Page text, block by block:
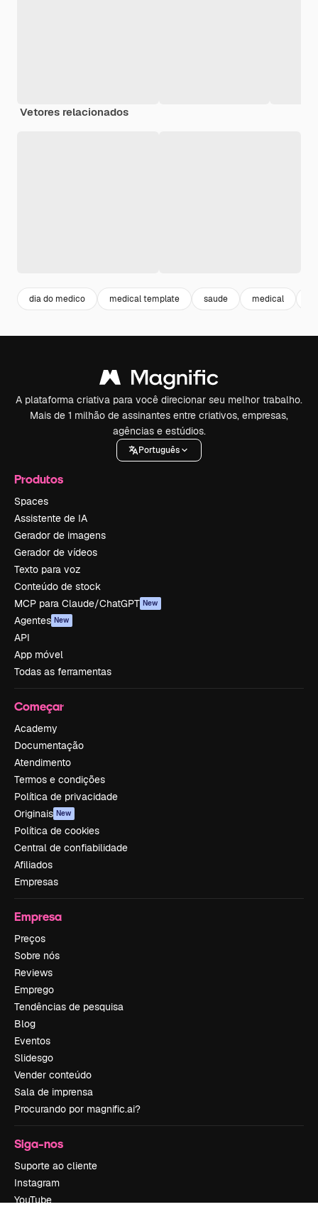
Vetores relacionados
dia do medico medical template saude medical
A plataforma criativa para você direcionar seu melhor trabalho.
Mais de 1 milhão de assinantes entre criativos, empresas,
agências e estúdios.
Português
Produtos
Spaces
Assistente de IA
Gerador de imagens
Gerador de vídeos
Texto para voz
Conteúdo de stock
MCP para Claude/ChatGPT New
Agentes New
API
App móvel
Todas as ferramentas
Começar
Academy
Documentação
Atendimento
Termos e condições
Política de privacidade
Originais New
Política de cookies
Central de confiabilidade
Afiliados
Empresas
Empresa
Preços
Sobre nós
Reviews
Emprego
Tendências de pesquisa
Blog
Eventos
Slidesgo
Vender conteúdo
Sala de imprensa
Procurando por magnific.ai?
Siga-nos
Suporte ao cliente
Instagram
YouTube